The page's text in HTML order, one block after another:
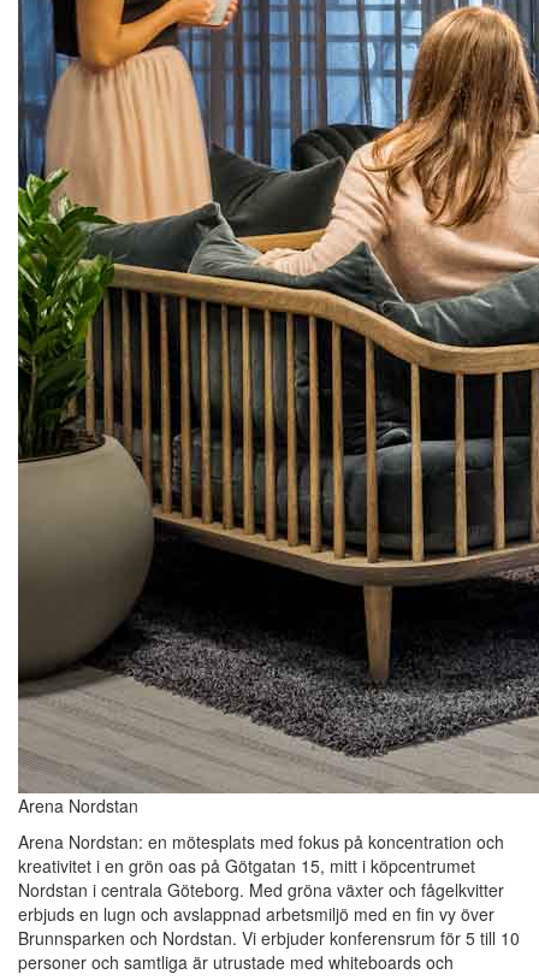
Arena Nordstan
Arena Nordstan: en mötesplats med fokus på koncentration och
kreativitet i en grön oas på Götgatan 15, mitt i köpcentrumet
Nordstan i centrala Göteborg. Med gröna växter och fågelkvitter
erbjuds en lugn och avslappnad arbetsmiljö med en fin vy över
Brunnsparken och Nordstan. Vi erbjuder konferensrum för 5 till 10
personer och samtliga är utrustade med whiteboards och